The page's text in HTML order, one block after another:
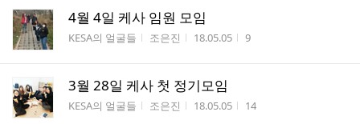
4월 4일 케사 임원 모임
게시판명
KESA의 얼굴들 작성자
조은진 작성시간
18.05.05 조회수
9
3월 28일 케사 첫 정기모임
게시판명
KESA의 얼굴들 작성자
조은진 작성시간
18.05.05 조회수
14